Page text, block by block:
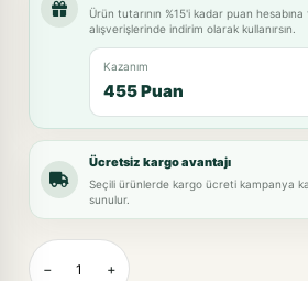
Ürün tutarının %15'i kadar puan hesabına
alışverişlerinde indirim olarak kullanırsın.
Kazanım
455 Puan
Ücretsiz kargo avantajı
Seçili ürünlerde kargo ücreti kampanya
sunulur.
− +